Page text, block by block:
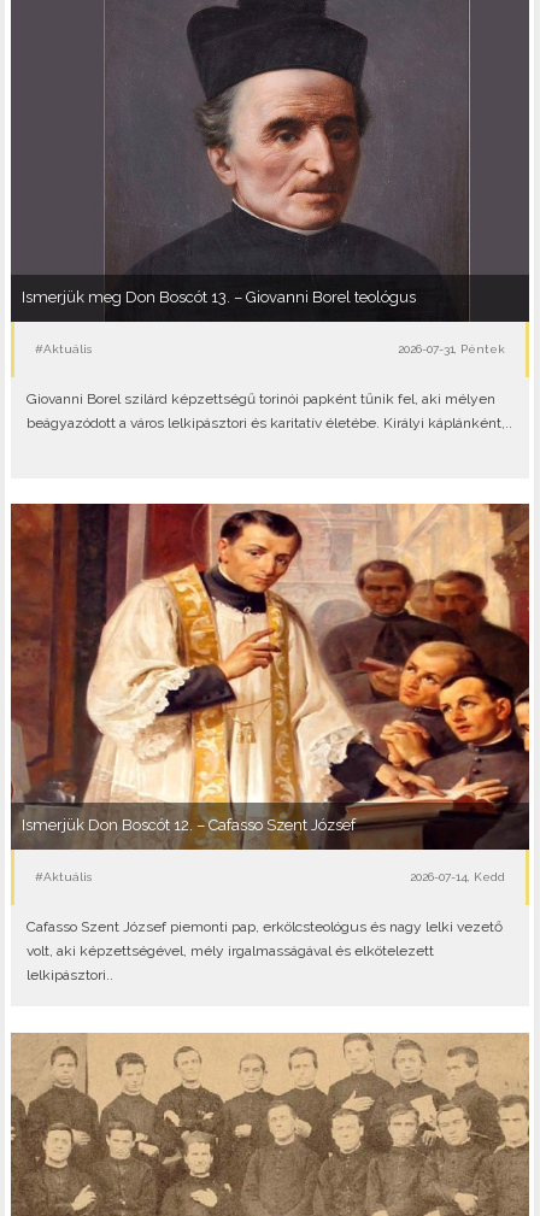
Ismerjük meg Don Boscót 13. – Giovanni Borel teológus
#Aktuális 2026-07-31, Péntek
Giovanni Borel szilárd képzettségű torinói papként tűnik fel, aki mélyen
beágyazódott a város lelkipásztori és karitatív életébe. Királyi káplánként,..
Ismerjük Don Boscót 12. – Cafasso Szent József
#Aktuális 2026-07-14, Kedd
Cafasso Szent József piemonti pap, erkölcsteológus és nagy lelki vezető
volt, aki képzettségével, mély irgalmasságával és elkötelezett
lelkipásztori..